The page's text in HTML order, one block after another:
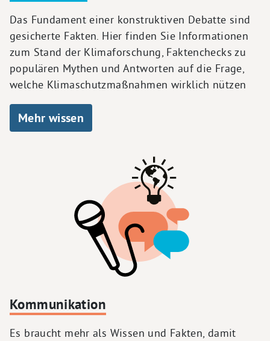
Das Fundament einer konstruktiven Debatte sind
gesicherte Fakten. Hier finden Sie Informationen
zum Stand der Klimaforschung, Faktenchecks zu
populären Mythen und Antworten auf die Frage,
welche Klimaschutzmaßnahmen wirklich nützen
Mehr wissen
Kommunikation
Es braucht mehr als Wissen und Fakten, damit